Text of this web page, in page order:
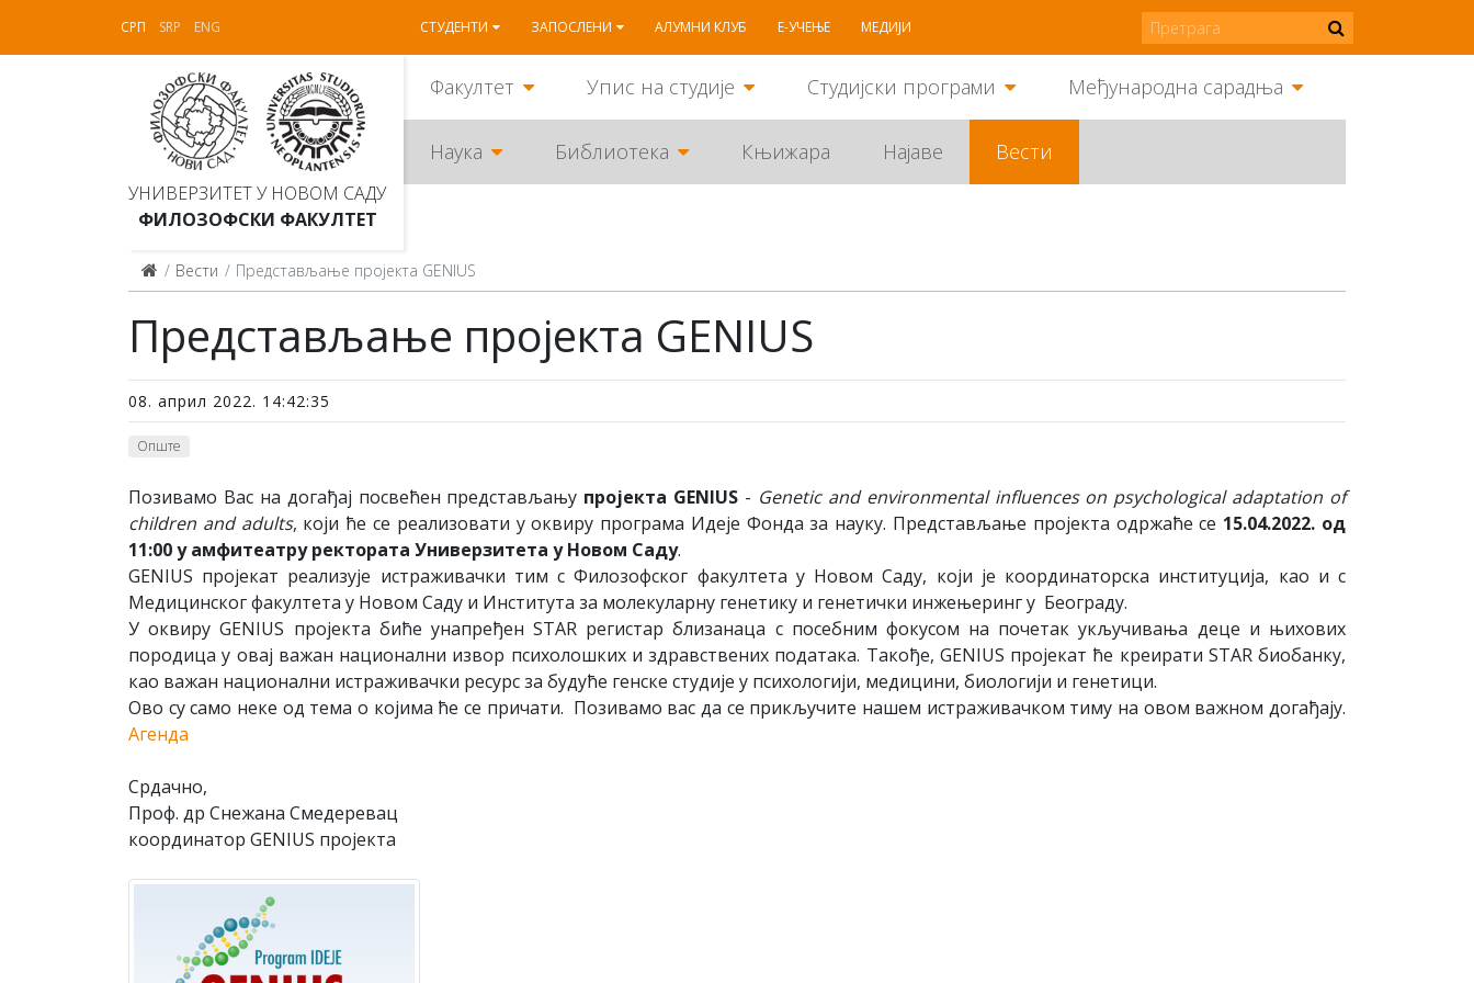
СРП SRP ENG СТУДЕНТИ ЗАПОСЛЕНИ АЛУМНИ КЛУБ Е-УЧЕЊЕ МЕДИЈИ
УНИВЕРЗИТЕТ У НОВОМ САДУ
ФИЛОЗОФСКИ ФАКУЛТЕТ
Факултет Упис на студије Студијски програми Међународна сарадња
Наука Библиотека Књижара Најаве Вести
Вести Представљање пројекта GENIUS
Представљање пројекта GENIUS
08. април 2022. 14:42:35
Опште
Позивамо Вас на догађај посвећен представљању пројекта GENIUS - Genetic and environmental influences on psychological adaptation of
children and adults, који ће се реализовати у оквиру програма Идеје Фонда за науку. Представљање пројекта одржаће се 15.04.2022. од
11:00 у амфитеатру ректората Универзитета у Новом Саду.
GENIUS пројекат реализује истраживачки тим с Филозофског факултета у Новом Саду, који је координаторска институција, као и с
Медицинског факултета у Новом Саду и Института за молекуларну генетику и генетички инжењеринг у Београду.
У оквиру GENIUS пројекта биће унапређен STAR регистар близанаца с посебним фокусом на почетак укључивања деце и њихових
породица у овај важан национални извор психолошких и здравствених података. Такође, GENIUS пројекат ће креирати STAR биобанку,
као важан национални истраживачки ресурс за будуће генске студије у психологији, медицини, биологији и генетици.
Ово су само неке од тема о којима ће се причати. Позивамо вас да се прикључите нашем истраживачком тиму на овом важном догађају.
Агенда
Срдачно,
Проф. др Снежана Смедеревац
координатор GENIUS пројекта